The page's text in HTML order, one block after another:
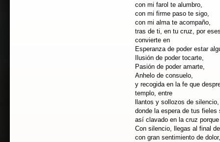
con mi farol te alumbro,
con mi firme paso te sigo,
con mi alma te acompaño,
tras de ti, en tu cruz, por
convierte en
Esperanza de poder estar
Ilusión de poder tocarte,
Pasión de poder amarte,
Anhelo de consuelo,
y recogida en la fe que
templo, entre
llantos y sollozos de silencio,
donde la espera de tus
así clavado en la cruz
Con silencio, llegas al final
con gran sentimiento de